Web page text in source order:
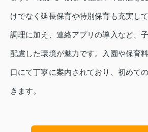
けでなく延長保育や特別保育も充実し
調理に加え、連絡アプリの導入など、
配慮した環境が魅力です。入園や保育
口にて丁寧に案内されており、初めて
きます。